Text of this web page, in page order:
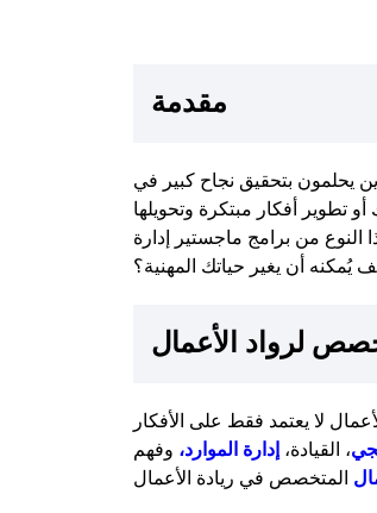
مقدمة
يحلمون بتحقيق نجاح كبير في
تطوير أفكار مبتكرة وتحويلها
النوع من برامج ماجستير إدارة
يُمكنه أن يغير حياتك المهنية؟
لرواد الأعمال
لا يعتمد فقط على الأفكار
، القيادة، إدارة الموارد، وفهم